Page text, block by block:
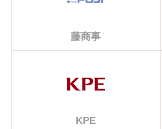
藤商事
KPE